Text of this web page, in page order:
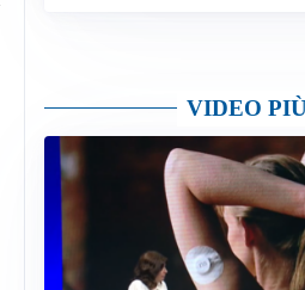
VIDEO